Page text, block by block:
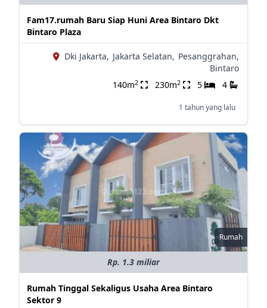
Fam17.rumah Baru Siap Huni Area Bintaro Dkt
Bintaro Plaza
Dki Jakarta, Jakarta Selatan, Pesanggrahan,
Bintaro
140m2 230m2 5 4
1 tahun yang lalu
Rumah
Rp. 1.3 miliar
Rumah Tinggal Sekaligus Usaha Area Bintaro
Sektor 9